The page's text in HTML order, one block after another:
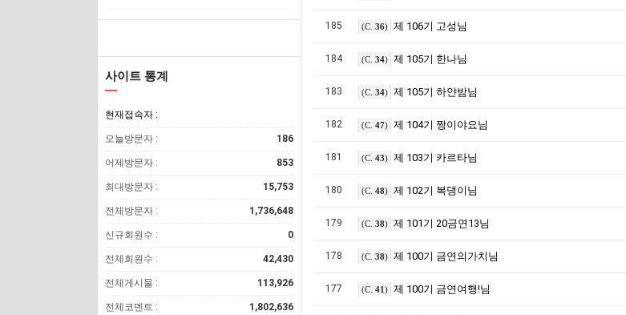
사이트 통계
현재접속자 :
오늘방문자 : 186
어제방문자 : 853
최대방문자 : 15,753
전체방문자 : 1,736,648
신규회원수 : 0
전체회원수 : 42,430
전체게시물 : 113,926
전체코멘트 : 1,802,636
185 (C. 36) 제 106기 고성님
184 (C. 34) 제 105기 한나님
183 (C. 34) 제 105기 하얀밤님
182 (C. 47) 제 104기 짱이야요님
181 (C. 43) 제 103기 카르타님
180 (C. 48) 제 102기 복댕이님
179 (C. 38) 제 101기 20금연13님
178 (C. 38) 제 100기 금연의가치님
177 (C. 41) 제 100기 금연여행!님